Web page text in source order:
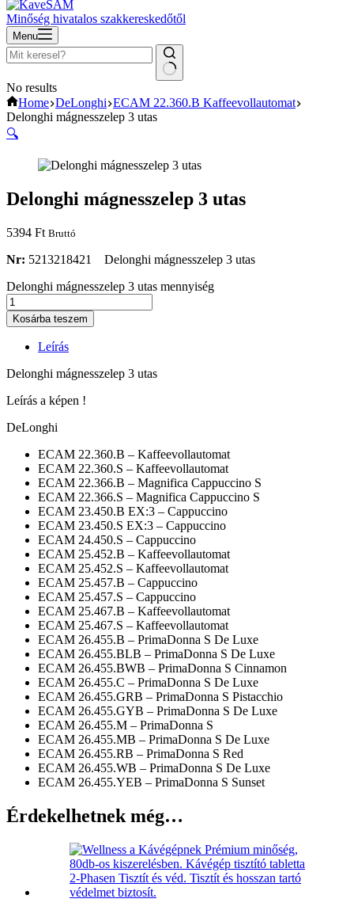
Minőség hivatalos szakkereskedőtől
Menu
No results
Home DeLonghi ECAM 22.360.B Kaffeevollautomat
Delonghi mágnesszelep 3 utas
🔍
Delonghi mágnesszelep 3 utas
5394 Ft Bruttó
Nr: 5213218421 Delonghi mágnesszelep 3 utas
Delonghi mágnesszelep 3 utas mennyiség
Kosárba teszem
Leírás
Delonghi mágnesszelep 3 utas
Leírás a képen !
DeLonghi
ECAM 22.360.B – Kaffeevollautomat
ECAM 22.360.S – Kaffeevollautomat
ECAM 22.366.B – Magnifica Cappuccino S
ECAM 22.366.S – Magnifica Cappuccino S
ECAM 23.450.B EX:3 – Cappuccino
ECAM 23.450.S EX:3 – Cappuccino
ECAM 24.450.S – Cappuccino
ECAM 25.452.B – Kaffeevollautomat
ECAM 25.452.S – Kaffeevollautomat
ECAM 25.457.B – Cappuccino
ECAM 25.457.S – Cappuccino
ECAM 25.467.B – Kaffeevollautomat
ECAM 25.467.S – Kaffeevollautomat
ECAM 26.455.B – PrimaDonna S De Luxe
ECAM 26.455.BLB – PrimaDonna S De Luxe
ECAM 26.455.BWB – PrimaDonna S Cinnamon
ECAM 26.455.C – PrimaDonna S De Luxe
ECAM 26.455.GRB – PrimaDonna S Pistacchio
ECAM 26.455.GYB – PrimaDonna S De Luxe
ECAM 26.455.M – PrimaDonna S
ECAM 26.455.MB – PrimaDonna S De Luxe
ECAM 26.455.RB – PrimaDonna S Red
ECAM 26.455.WB – PrimaDonna S De Luxe
ECAM 26.455.YEB – PrimaDonna S Sunset
Érdekelhetnek még…